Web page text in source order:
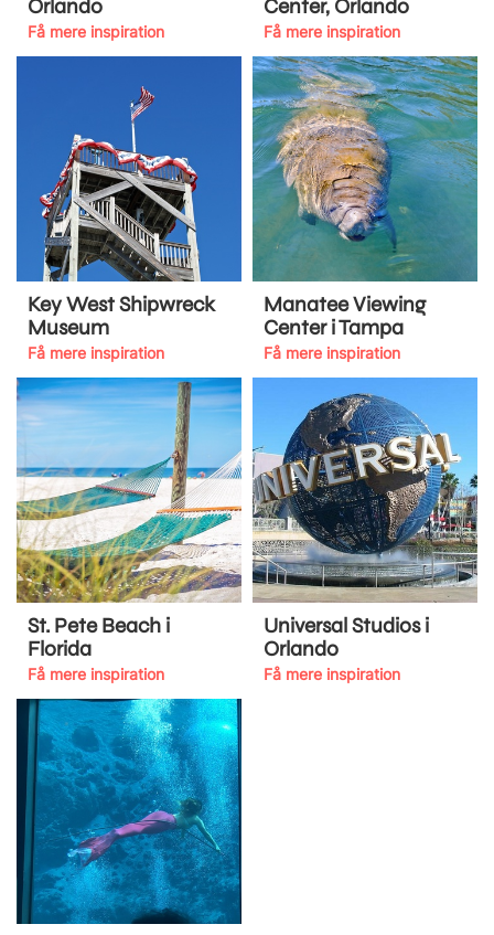
Orlando
Få mere inspiration
Center, Orlando
Få mere inspiration
Key West Shipwreck
Museum
Få mere inspiration
Manatee Viewing
Center i Tampa
Få mere inspiration
St. Pete Beach i
Florida
Få mere inspiration
Universal Studios i
Orlando
Få mere inspiration